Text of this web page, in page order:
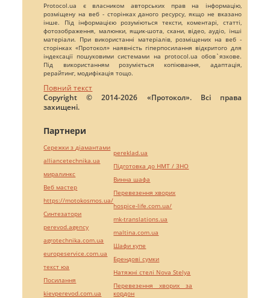
Protocol.ua є власником авторських прав на інформацію,
розміщену на веб - сторінках даного ресурсу, якщо не вказано
інше. Під інформацією розуміються тексти, коментарі, статті,
фотозображення, малюнки, ящик-шота, скани, відео, аудіо, інші
матеріали. При використанні матеріалів, розміщених на веб -
сторінках «Протокол» наявність гіперпосилання відкритого для
індексації пошуковими системами на protocol.ua обов`язкове.
Під використанням розуміється копіювання, адаптація,
рерайтинг, модифікація тощо.
Повний текст
Copyright © 2014-2026 «Протокол». Всі права
захищені.
Партнери
Сережки з діамантами
alliancetechnika.ua
миралинкс
Веб мастер
https://motokosmos.ua/
Синтезатори
perevod.agency
agrotechnika.com.ua
europeservice.com.ua
текст юа
Посилання
kievperevod.com.ua
pereklad.ua
Підготовка до НМТ / ЗНО
Винна шафа
Перевезення хворих
hospice-life.com.ua/
mk-translations.ua
maltina.com.ua
Шафи купе
Брендові сумки
Натяжні стелі Nova Stelya
Перевезення хворих за
кордон